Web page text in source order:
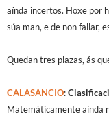
aínda incertos. Hoxe por
súa man, e de non fallar,
Quedan tres plazas, ás
CALASANCIO:
Matemáticamente aínda